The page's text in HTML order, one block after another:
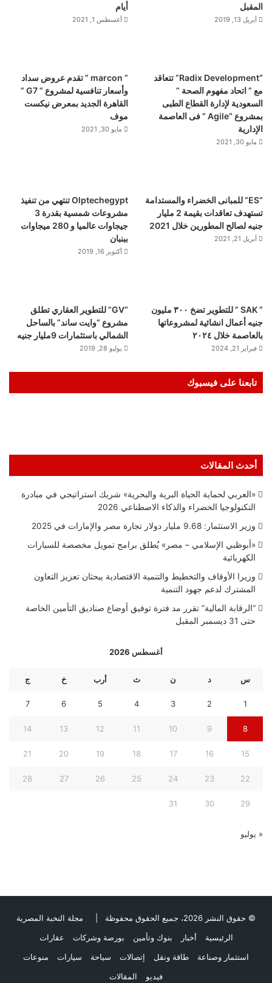
المقبل
أبريل 13, 2019
أيام
أغسطس 1, 2021
“Radix Development” تتعاقد
مع ” اتحاد مفهوم الصحة ”
السعودية لإدارة القطاع الطبى
بمشروع “Agile ” فى العاصمة
الإدارية
مايو 30, 2021
” marcon ” تقدم عروض سداد
وأسعار تنافسية لمشروع ” G7 ”
القاهرة الجديد بمعرض نيكست
موف
مايو 30, 2021
“ES” للمبانى الخضراء والمستدامة
تستهدف تعاقدات بقيمة 2 مليار
جنيه لصالح المطورين خلال 2021
أبريل 21, 2021
Olptechegypt تنتهي من تنفيذ
مشروعات شمسية بقدرة 3
جيجاوات عالميا و 280 ميجاوات
ببنبان
أكتوبر 16, 2019
” SAK ” للتطوير تضخ ٣٠٠ مليون
جنيه أعمال انشائية لمشروعاتها
بالعاصمة خلال ٢٠٢٤
فبراير 21, 2024
“GV” للتطوير العقاري تطلق
مشروع “وايت ساند” بالساحل
الشمالي باستثمارات 9مليار جنيه
يوليو 28, 2019
تابعنا على فيسبوك
أحدث المقالات
«العربي لحماية الحياة البرية والبحرية» شريك استراتيجي في مبادرة
التكنولوجيا الخضراء والذكاء الاصطناعي 2026
وزير الاستثمار: 9.68 مليار دولار تجارة مصر والإمارات في 2025
«أبوظبي الإسلامي – مصر» يُطلق برامج تمويل مخصصة للسيارات
الكهربائية
وزيرا الأوقاف والتخطيط والتنمية الاقتصادية يبحثان تعزيز التعاون
المشترك لدعم جهود التنمية
“الرقابة المالية” تقرر مد فترة توفيق أوضاع صناديق التأمين الخاصة
حتى 31 ديسمبر المقبل
أغسطس 2026
س د ن ث أرب خ ج
1
2
3
4
5
6
7
8
9
10
11
12
13
14
15
16
17
18
19
20
21
22
23
24
25
26
27
28
29
30
31
« يوليو
© حقوق النشر 2026، جميع الحقوق محفوظة |
مجلة النخبة المصرية
الرئيسية
أخبار بنوك وتأمين بورصة وشركات
عقارات
استثمار وصناعة
طاقة ونقل إتصالات سياحة سيارات
منوعات
فيديو
المقالات